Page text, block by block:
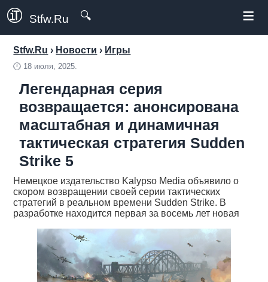
Stfw.Ru 🔍 ≡
Stfw.Ru › Новости › Игры
🕛 18 июля, 2025.
Легендарная серия
возвращается: анонсирована
масштабная и динамичная
тактическая стратегия Sudden
Strike 5
Немецкое издательство Kalypso Media объявило о
скором возвращении своей серии тактических
стратегий в реальном времени Sudden Strike. В
разработке находится первая за восемь лет новая